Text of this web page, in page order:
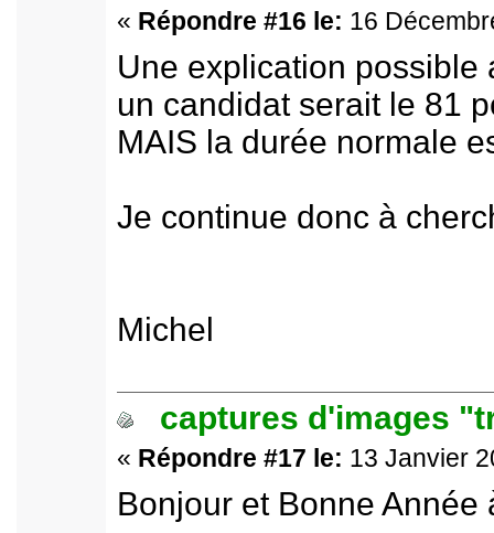
« Répondre #16 le: 16
Une explication possible
un candidat serait le 81
MAIS la durée normale
Je continue donc à
Michel
captures d'images
« Répondre #17 le: 13 Janvier
Bonjour et Bonne Année